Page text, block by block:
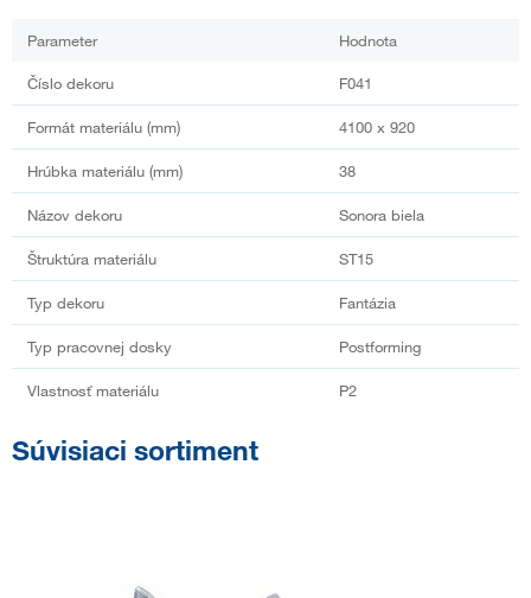
Parameter Hodnota
Číslo dekoru F041
Formát materiálu (mm) 4100 x 920
Hrúbka materiálu (mm) 38
Názov dekoru Sonora biela
Štruktúra materiálu ST15
Typ dekoru Fantázia
Typ pracovnej dosky Postforming
Vlastnosť materiálu P2
Súvisiaci sortiment